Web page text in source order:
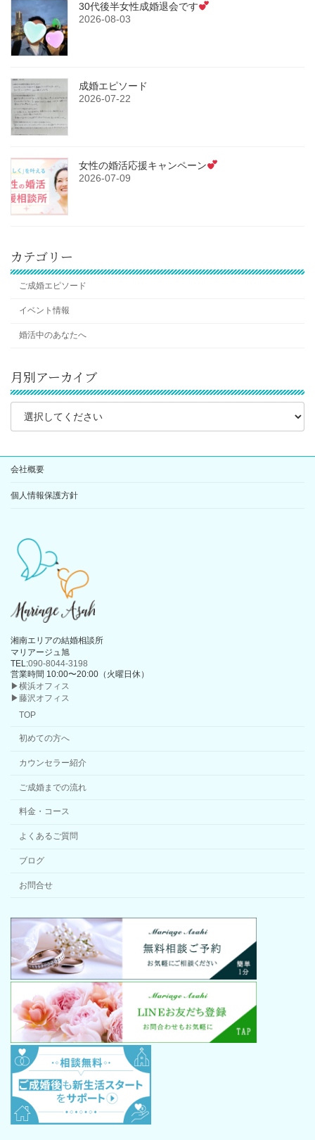
30代後半女性成婚退会です
2026-08-03
成婚エピソード
2026-07-22
女性の婚活応援キャンペーン
2026-07-09
カテゴリー
ご成婚エピソード
イベント情報
婚活中のあなたへ
月別アーカイブ
会社概要
個人情報保護方針
湘南エリアの結婚相談所
マリアージュ旭
TEL:090-8044-3198
営業時間 10:00〜20:00（火曜日休）
▶横浜オフィス
▶藤沢オフィス
TOP
初めての方へ
カウンセラー紹介
ご成婚までの流れ
料金・コース
よくあるご質問
ブログ
お問合せ